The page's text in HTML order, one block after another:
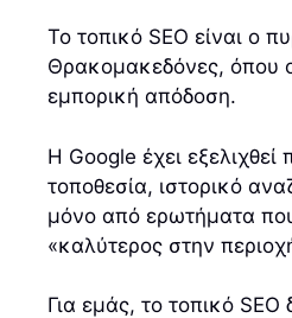
Το τοπικό SEO είναι ο
Θρακομακεδόνες, όπου
εμπορική απόδοση.
Η Google έχει
τοποθεσία, ιστορικό
μόνο από ερωτήματα
«καλύτερος στην
Για εμάς, το τοπικό SEO